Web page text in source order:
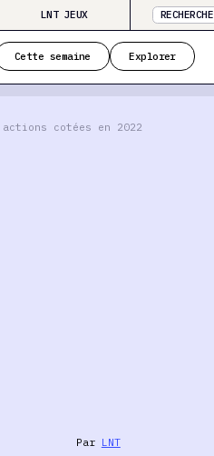
LNT JEUX RECHERCHE
Cette semaine Explorer
actions cotées en 2022
Par LNT